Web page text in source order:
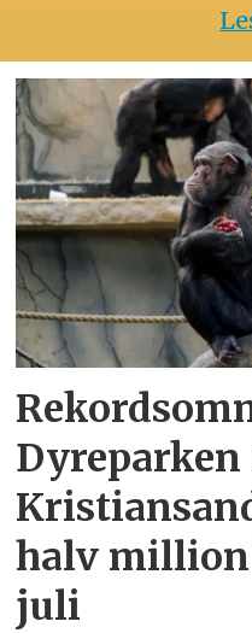
Dyreparken
halv million
juli